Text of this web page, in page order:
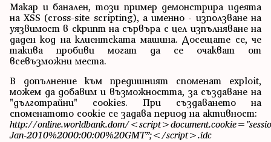
Макар и банален, този пример демонстрира идеята
на XSS (cross-site scripting), а именно - използване на
уязвимост в скрипт на сървъра с цел изпълняване на
даден код на клиентската машина. Досещате се, че
такива пробиви могат да се очакват от
всевъзможни места.
В допълнение към предишният споменат exploit,
можем да добавим и възможността, за създаване на
"дълготрайни" cookies. При създаването на
споменатото cookie се задава период на активност:
http://online.worldbank.dom/
Jan-2010%2000:00:00%20GMT”;</script>.idc